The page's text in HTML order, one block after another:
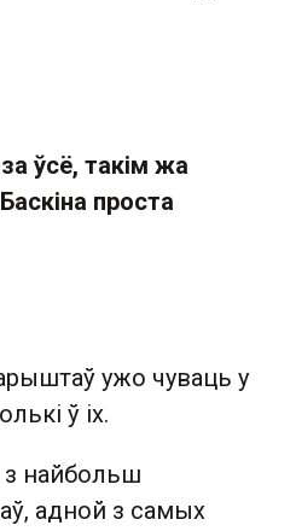
ўсё, такім жа
проста
ужо чуваць у
ў іх.
з найбольш
адной з самых